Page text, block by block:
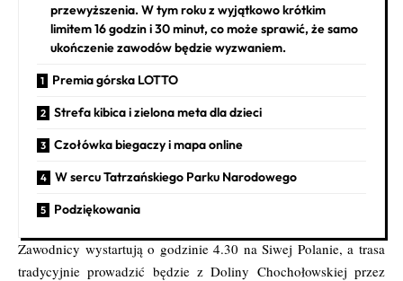
przewyższenia. W tym roku z wyjątkowo krótkim
limitem 16 godzin i 30 minut, co może sprawić, że samo
ukończenie zawodów będzie wyzwaniem.
Premia górska LOTTO
Strefa kibica i zielona meta dla dzieci
Czołówka biegaczy i mapa online
W sercu Tatrzańskiego Parku Narodowego
Podziękowania
Zawodnicy wystartują o godzinie 4.30 na Siwej Polanie, a trasa
tradycyjnie prowadzić będzie z Doliny Chochołowskiej przez